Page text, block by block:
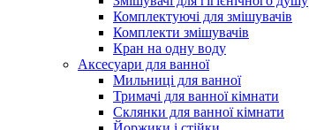
Комплектуючі для змішувачів
Комплекти змішувачів
Кран на одну воду
Аксесуари для ванної
Мильниці для ванної
Тримачі для ванної кімнати
Склянки для ванної кімнати